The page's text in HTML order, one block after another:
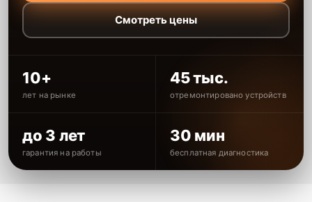
Смотреть цены
10+
лет на рынке
45 тыс.
отремонтировано устройств
до 3 лет
гарантия на работы
30 мин
бесплатная диагностика